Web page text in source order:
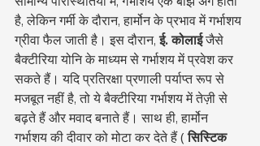
है, लेकिन गर्मी के दौरान, हार्मोन के प्रभाव में गर्भाशय
ग्रीवा फैल जाती है। इस दौरान, ई. कोलाई जैसे
बैक्टीरिया योनि के माध्यम से गर्भाशय में प्रवेश कर
सकते हैं। यदि प्रतिरक्षा प्रणाली पर्याप्त रूप से
मजबूत नहीं है, तो ये बैक्टीरिया गर्भाशय में तेज़ी से
बढ़ते हैं और मवाद बनाते हैं। साथ ही, हार्मोन
गर्भाशय की दीवार को मोटा कर देते हैं ( सिस्टिक